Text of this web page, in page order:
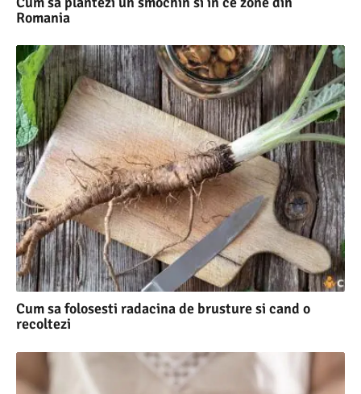
Romania
Cum sa folosesti radacina de brusture si cand o
recoltezi